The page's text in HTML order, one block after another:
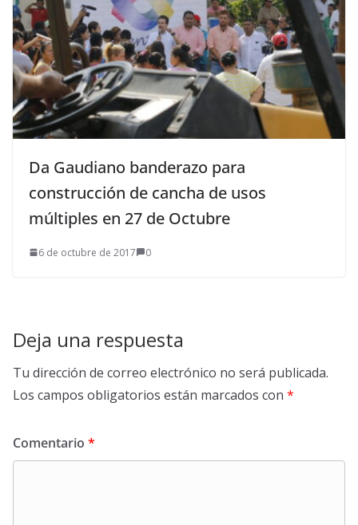
Da Gaudiano banderazo para
construcción de cancha de usos
múltiples en 27 de Octubre
6 de octubre de 2017 0
Deja una respuesta
Tu dirección de correo electrónico no será publicada.
Los campos obligatorios están marcados con *
Comentario *